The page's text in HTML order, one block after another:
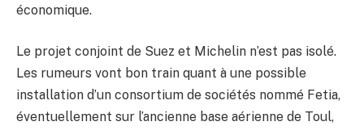
économique.
Le projet conjoint de Suez et Michelin n’est pas isolé.
Les rumeurs vont bon train quant à une possible
installation d’un consortium de sociétés nommé Fetia,
éventuellement sur l’ancienne base aérienne de Toul,